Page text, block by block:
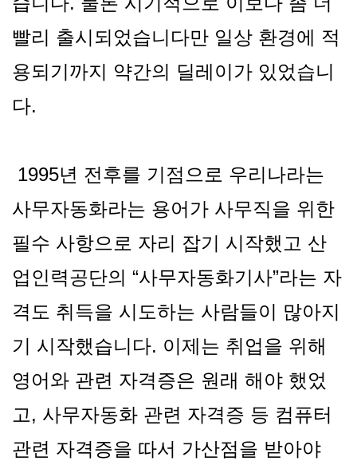
빨리 출시되었습니다만 일상 환경에 적
용되기까지 약간의 딜레이가 있었습니
다.
1995년 전후를 기점으로 우리나라는
사무자동화라는 용어가 사무직을 위한
필수 사항으로 자리 잡기 시작했고 산
업인력공단의 “사무자동화기사”라는 자
격도 취득을 시도하는 사람들이 많아지
기 시작했습니다. 이제는 취업을 위해
영어와 관련 자격증은 원래 해야 했었
고, 사무자동화 관련 자격증 등 컴퓨터
관련 자격증을 따서 가산점을 받아야